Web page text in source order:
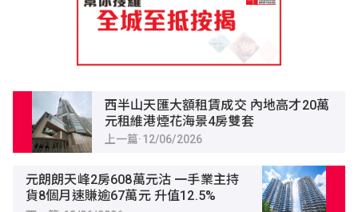
西半山天匯大額租賃成交 內地高才20萬
元租維港煙花海景4房雙套
上一篇·12/06/2026
元朗朗天峰2房608萬元沽 一手業主持
貨8個月速賺逾67萬元 升值12.5%